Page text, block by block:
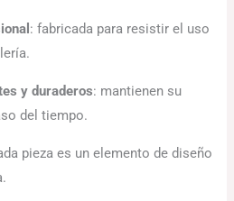
: fabricada para resistir el uso
y duraderos: mantienen su
del tiempo.
pieza es un elemento de diseño